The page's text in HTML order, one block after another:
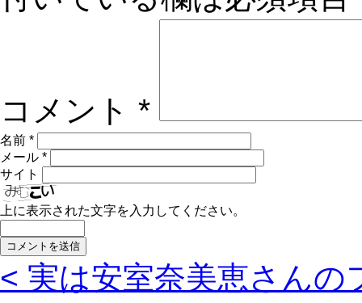
コメント *
名前 *
メール *
サイト
上に表示された文字を入力してください。
< 実は安室奈美恵さん